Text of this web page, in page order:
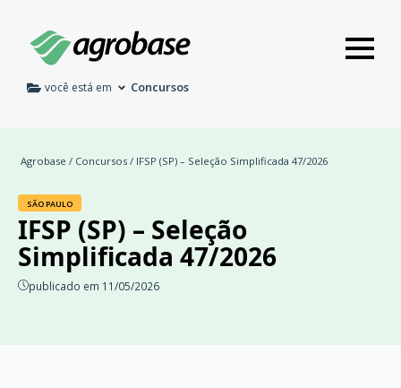
você está em Concursos
Agrobase / Concursos / IFSP (SP) – Seleção Simplificada 47/2026
SÃO PAULO
IFSP (SP) – Seleção
Simplificada 47/2026
publicado em 11/05/2026